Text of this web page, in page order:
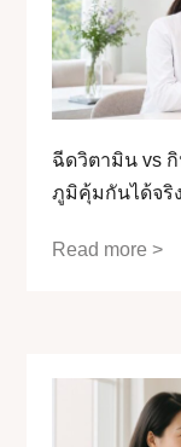
ฉีดวิตามิน vs
ภูมิคุ้มกันได้จริ
Read more >